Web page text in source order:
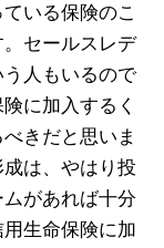
いる保険のこ
セールスレデ
人もいるので
に加入するく
きだと思いま
は、やはり投
があれば十分
生命保険に加